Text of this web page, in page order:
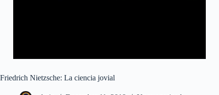
Friedrich Nietzsche: La ciencia jovial